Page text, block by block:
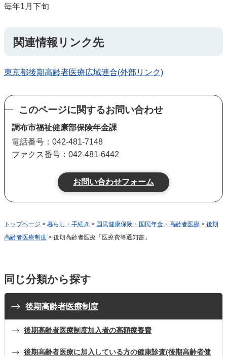
毎年1月下旬
関連情報リンク先
東京都後期高齢者医療広域連合(外部リンク)
このページに関するお問い合わせ
調布市福祉健康部保険年金課
電話番号：042-481-7148
ファクス番号：042-481-6442
トップページ > 暮らし・手続き > 国民健康保険・国民年金・高齢者医療 > 後期
高齢者医療制度 > 後期高齢者医療「医療費等通知書」
同じ分類から探す
後期高齢者医療制度
後期高齢者医療制度加入者の高額療養費
後期高齢者医療に加入している方の健康診査(後期高齢者健